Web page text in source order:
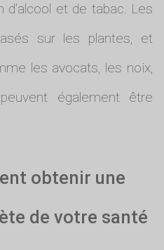
d'alcool et de tabac. Les
sur les plantes, et
les avocats, les noix,
également être
obtenir une
de votre santé